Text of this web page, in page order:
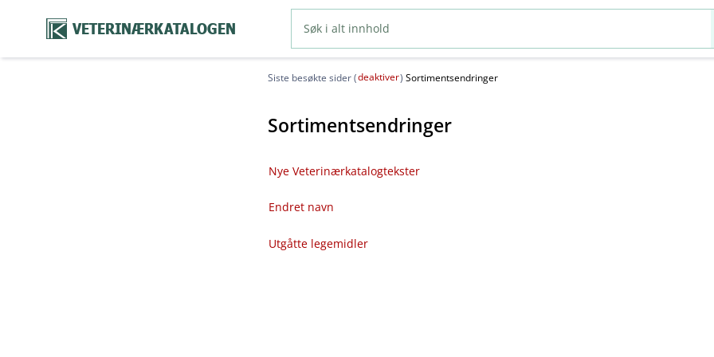
VETERINÆRKATALOGEN
Siste besøkte sider (deaktiver) Sortimentsendringer
Sortimentsendringer
Nye Veterinærkatalogtekster
Endret navn
Utgåtte legemidler